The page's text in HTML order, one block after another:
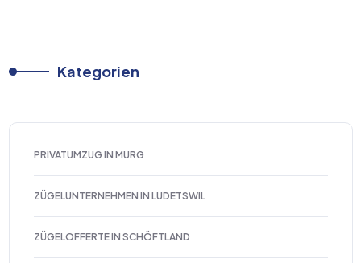
Kategorien
PRIVATUMZUG IN MURG
ZÜGELUNTERNEHMEN IN LUDETSWIL
ZÜGELOFFERTE IN SCHÖFTLAND